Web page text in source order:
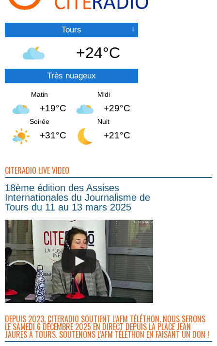
Tours
+24°C
Très nuageux
Matin
+19°C
Midi
+29°C
Soirée
+31°C
Nuit
+21°C
CITERADIO LIVE VIDEO
18ème édition des Assises
Internationales du Journalisme de
Tours du 11 au 13 mars 2025
DEPUIS 2023, CITERADIO SOUTIENT L’AFM TÉLÉTHON. NOUS SERONS
LE SAMEDI 6 DÉCEMBRE 2025 EN DIRECT DEPUIS LA PLACE JEAN
JAURÈS À TOURS. SOUTENONS L’AFM TÉLÉTHON EN FAISANT UN DON !